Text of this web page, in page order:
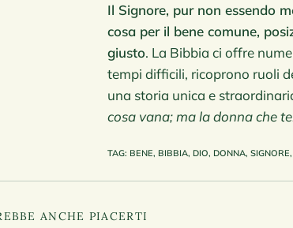
Il Signore, pur non essendo
cosa per il bene comune,
giusto. La Bibbia ci offre
tempi difficili, ricoprono ruoli
una storia unica e
cosa vana; ma la donna che
TAG: BENE, BIBBIA, DIO, DONNA, SIGNORE,
ANCHE PIACERTI